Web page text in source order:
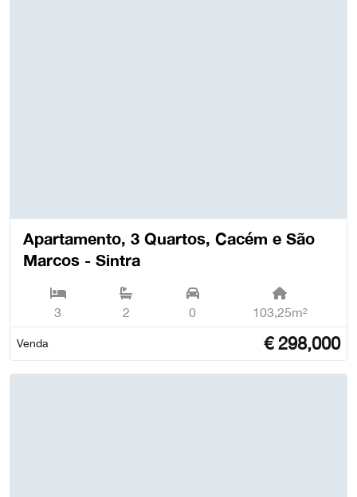
Apartamento, 3 Quartos, Cacém e São
Marcos - Sintra
3 2 0 103,25m²
Venda €298,000